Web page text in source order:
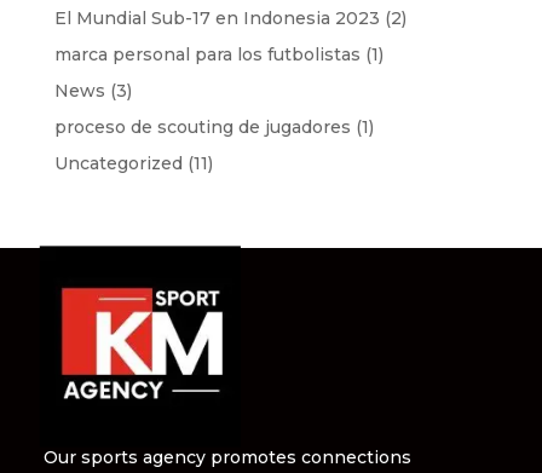
El Mundial Sub-17 en Indonesia 2023 (2)
marca personal para los futbolistas (1)
News (3)
proceso de scouting de jugadores (1)
Uncategorized (11)
Our sports agency promotes connections